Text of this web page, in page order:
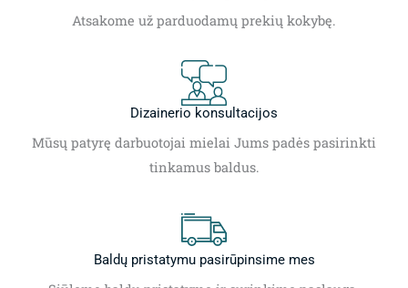
Atsakome už parduodamų prekių kokybę.
Dizainerio konsultacijos
Mūsų patyrę darbuotojai mielai Jums padės pasirinkti
tinkamus baldus.
Baldų pristatymu pasirūpinsime mes